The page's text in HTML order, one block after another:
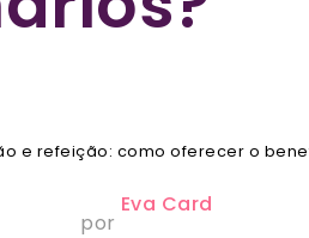
e refeição: como oferecer o
por
Eva Card